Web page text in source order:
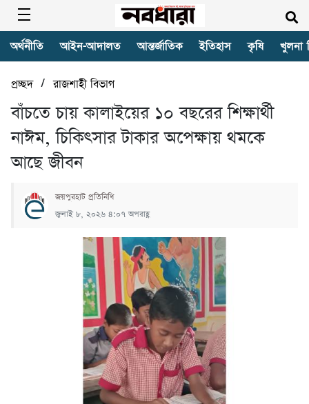
অর্থনীতি আইন-আদালত আন্তর্জাতিক ইতিহাস কৃষি খুলনা
প্রচ্ছদ/রাজশাহী বিভাগ
বাঁচতে চায় কালাইয়ের ১০ বছরের শিক্ষার্থী
নাঈম, চিকিৎসার টাকার অপেক্ষায় থমকে
আছে জীবন
জয়পুরহাট প্রতিনিধি
জুলাই ৮, ২০২৬ ৪:০৭ অপরাহ্ণ